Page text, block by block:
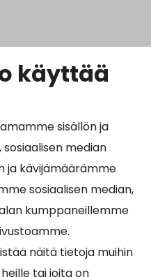
käyttää
sisällön ja
median
ja kävijämäärämme
sosiaalisen median,
kumppaneillemme
näitä tietoja muihin
tai joita on
ja
liittyen